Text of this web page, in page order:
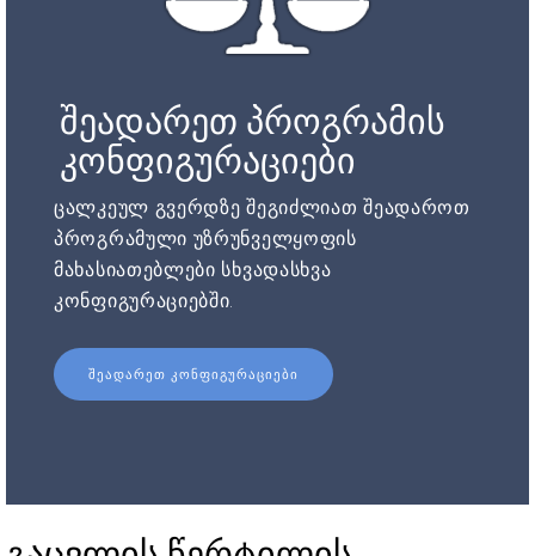
შეადარეთ პროგრამის
კონფიგურაციები
ცალკეულ გვერდზე შეგიძლიათ შეადაროთ
პროგრამული უზრუნველყოფის
მახასიათებლები სხვადასხვა
კონფიგურაციებში.
ᲨᲔᲐᲓᲐᲠᲔᲗ ᲙᲝᲜᲤᲘᲒᲣᲠᲐᲪᲘᲔᲑᲘ